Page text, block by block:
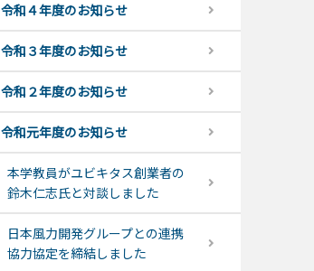
令和４年度のお知らせ
令和３年度のお知らせ
令和２年度のお知らせ
令和元年度のお知らせ
本学教員がユビキタス創業者の
鈴木仁志氏と対談しました
日本風力開発グループとの連携
協力協定を締結しました